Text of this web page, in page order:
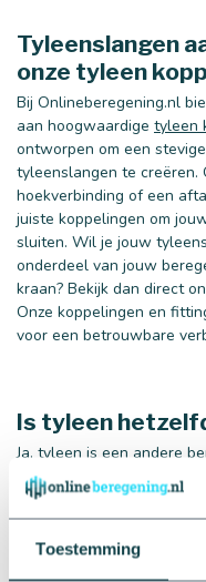
Toestemming
Tyleenslangen
onze tyleen
Bij Onlineberegening.nl
aan hoogwaardige tyleen
ontworpen om een
tyleenslangen te creëren.
hoekverbinding of een
juiste koppelingen om
sluiten. Wil je jouw
onderdeel van jouw
kraan? Bekijk dan direct
Onze koppelingen en
voor een betrouwbare
Is tyleen
Ja, tyleen is een andere
context van
term "tyleen" vaak
Beide termen zijn
materiaal dat wordt